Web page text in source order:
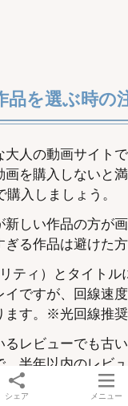
品を選ぶ時の
大人の動画サイト
画を購入しないと
入しましょう。
新しい作品の方が
る作品は避けた方
ティ）とタイトル
イですが、回線速
ます。※光回線推奨
るレビューでも古
、半年以内のレビ
シェア メニュー